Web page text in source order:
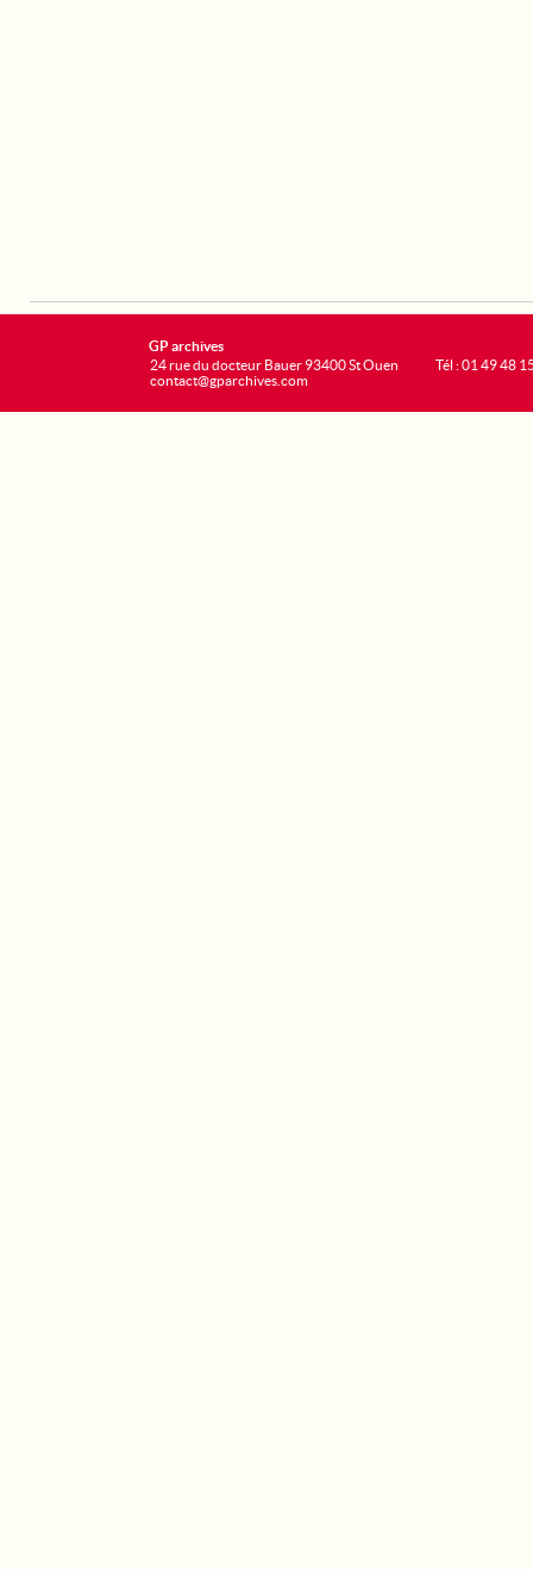
GP archives
24 rue du docteur Bauer 93400 St Ouen
contact@gparchives.com
Tél : 01 49 48